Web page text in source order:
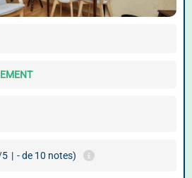
5 | - de 10 notes)